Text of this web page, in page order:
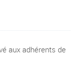
aux adhérents de